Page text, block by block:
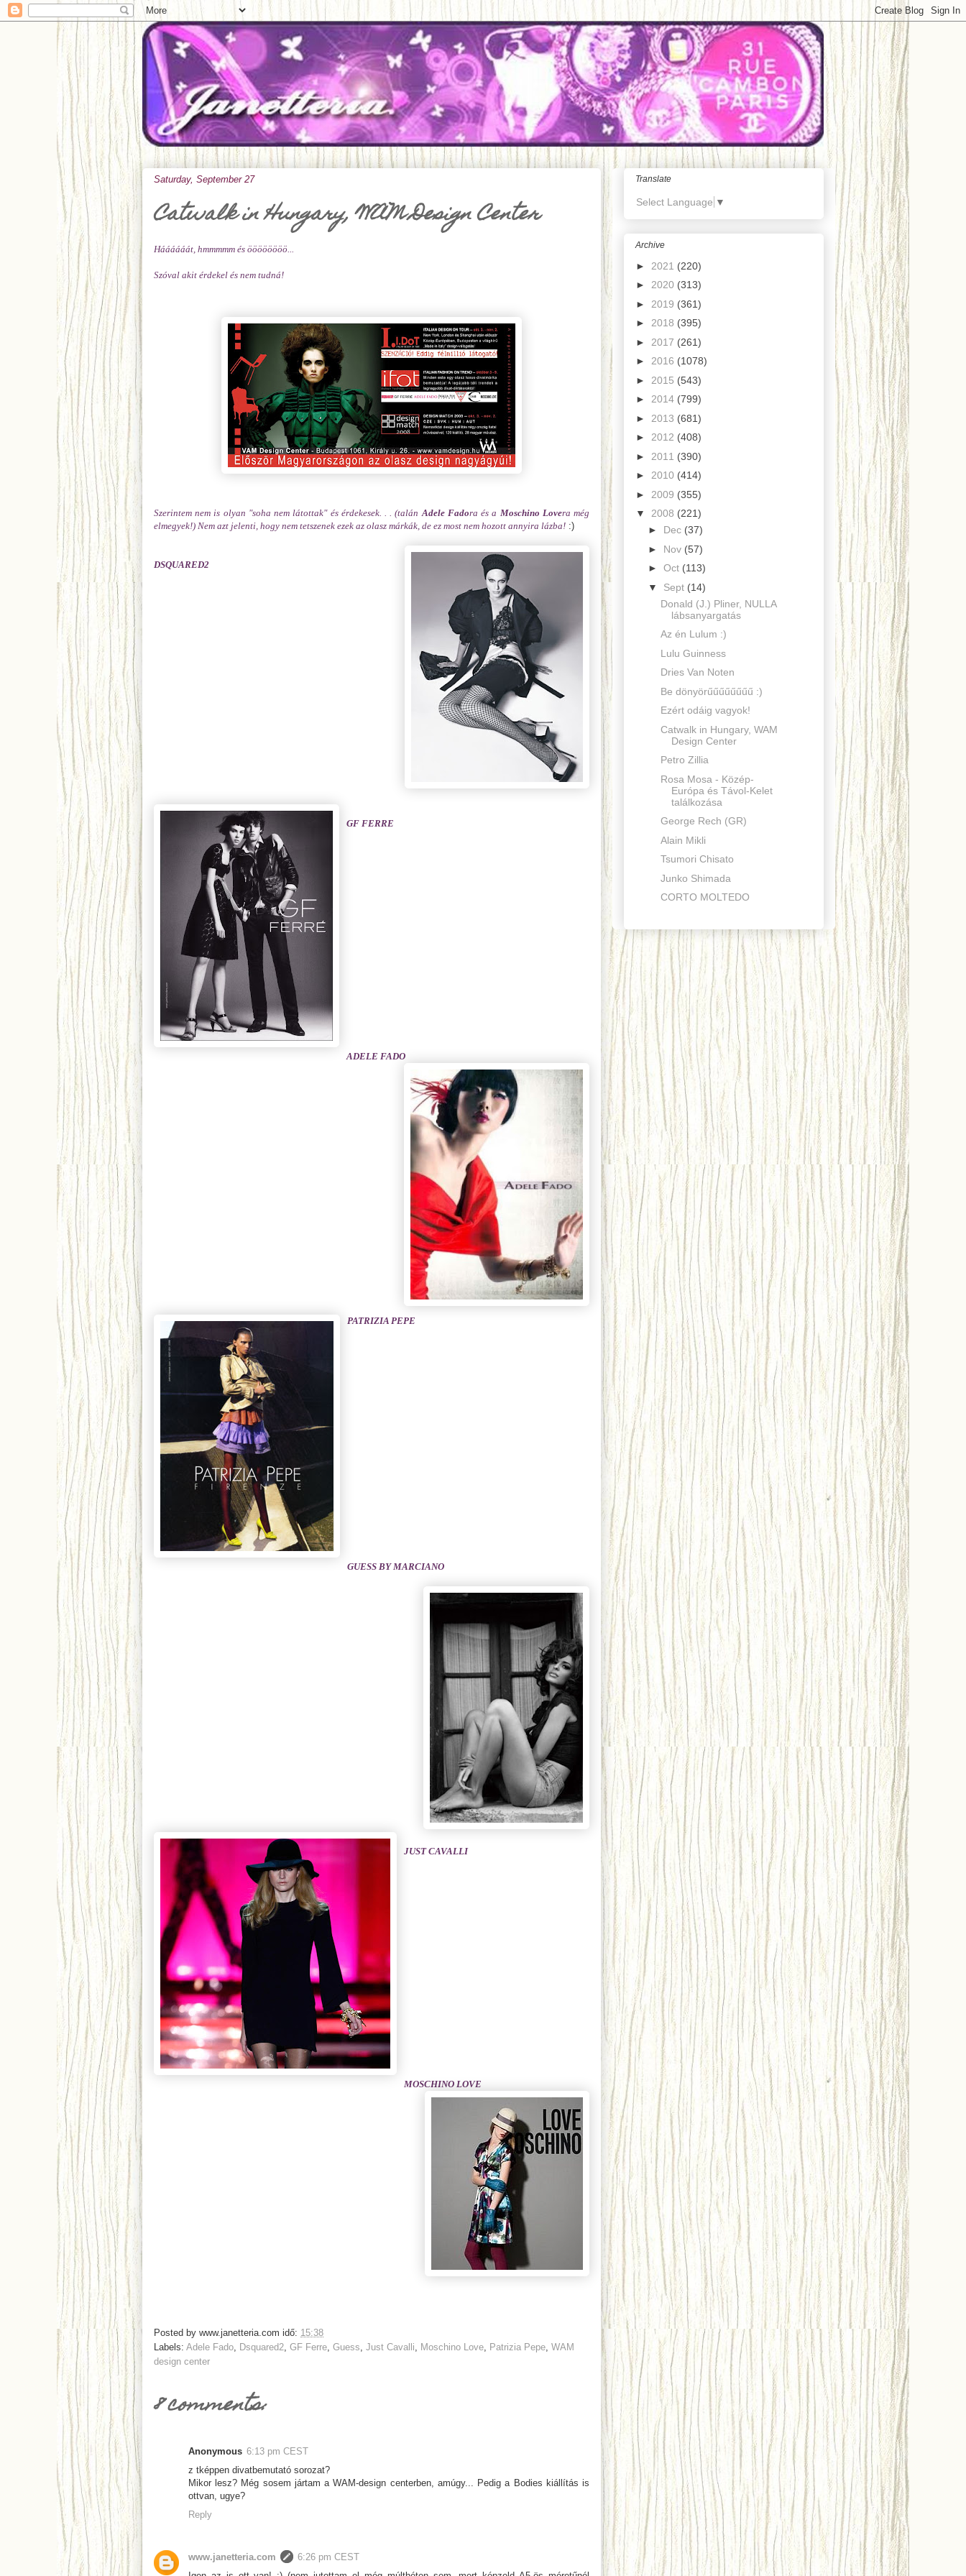
Saturday, September 27
Catwalk in Hungary, WAM Design Center
Háááááát, hmmmmm és öööööööö...
Szóval akit érdekel és nem tudná!
Szerintem nem is olyan "soha nem látottak" és érdekesek. . . (talán Adele Fadora és a Moschino Lovera még
elmegyek!) Nem azt jelenti, hogy nem tetszenek ezek az olasz márkák, de ez most nem hozott annyira lázba! :)
DSQUARED2
GF FERRE
ADELE FADO
PATRIZIA PEPE
GUESS BY MARCIANO
JUST CAVALLI
MOSCHINO LOVE
Posted by www.janetteria.com idő: 15:38
Labels: Adele Fado Dsquared2 GF Ferre Guess Just Cavalli Moschino Love Patrizia Pepe WAM
design center
8 comments:
Anonymous 6:13 pm CEST
z tképpen divatbemutató sorozat?
Mikor lesz? Még sosem jártam a WAM-design centerben, amúgy... Pedig a Bodies kiállítás is
ottvan, ugye?
Reply
www.janetteria.com
6:26 pm CEST
Translate
Select Language ▼
Archive
► 2021 (220)
► 2020 (313)
► 2019 (361)
► 2018 (395)
► 2017 (261)
► 2016 (1078)
► 2015 (543)
► 2014 (799)
► 2013 (681)
► 2012 (408)
► 2011 (390)
► 2010 (414)
► 2009 (355)
▼ 2008 (221)
► Dec (37)
► Nov (57)
► Oct (113)
▼ Sept (14)
Donald (J.) Pliner, NULLA
lábsanyargatás
Az én Lulum :)
Lulu Guinness
Dries Van Noten
Be dönyörűűűűűűűű :)
Ezért odáig vagyok!
Catwalk in Hungary, WAM
Design Center
Petro Zillia
Rosa Mosa - Közép-
Európa és Távol-Kelet
találkozása
George Rech (GR)
Alain Mikli
Tsumori Chisato
Junko Shimada
CORTO MOLTEDO